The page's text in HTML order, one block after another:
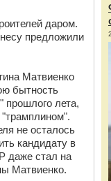
даром.
предложили
Матвиенко
бытность
прошлого лета,
не осталось
кандидату в
даже стал на
Матвиенко.